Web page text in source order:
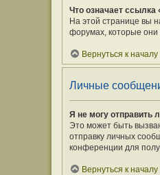
Что означает
На этой странице вы
форумах, которые
Вернуться к началу
Личные
Я не могу отправить
Это может быть
отправку личных
конференции для
Вернуться к началу